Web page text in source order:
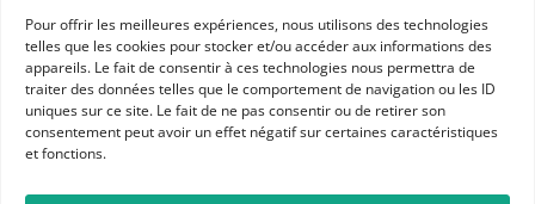
Pour offrir les meilleures expériences, nous utilisons des technologies
telles que les cookies pour stocker et/ou accéder aux informations des
appareils. Le fait de consentir à ces technologies nous permettra de
traiter des données telles que le comportement de navigation ou les ID
uniques sur ce site. Le fait de ne pas consentir ou de retirer son
consentement peut avoir un effet négatif sur certaines caractéristiques
et fonctions.
APHG
Association des professeurs d'histoire et géographie